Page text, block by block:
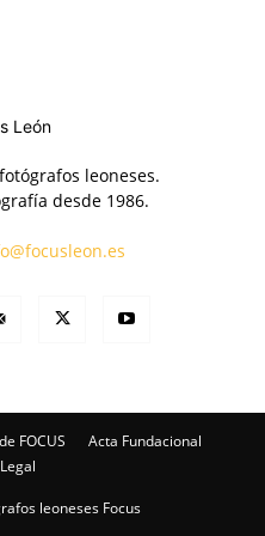
leoneses.
desde 1986.
FOCUS
Acta Fundacional
leoneses Focus